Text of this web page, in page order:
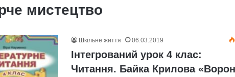
мистецтво
Шкільне життя 06.03.2019
Інтегрований урок 4 клас:
Читання. Байка Крилова